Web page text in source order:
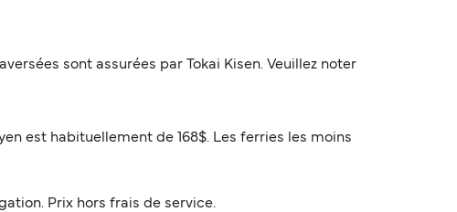
sont assurées par Tokai Kisen. Veuillez noter
est habituellement de 168$. Les ferries les moins
Prix hors frais de service.